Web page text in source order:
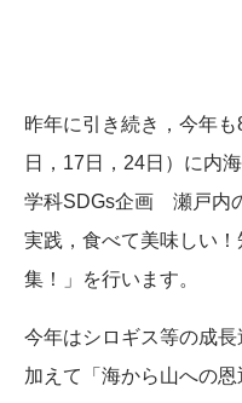
昨年に引き続き，今年
日，17日，24日）に内
学科SDGs企画 瀬戸内
実践，食べて美味しい
集！」を行います。
今年はシロギス等の成
加えて「海から山への